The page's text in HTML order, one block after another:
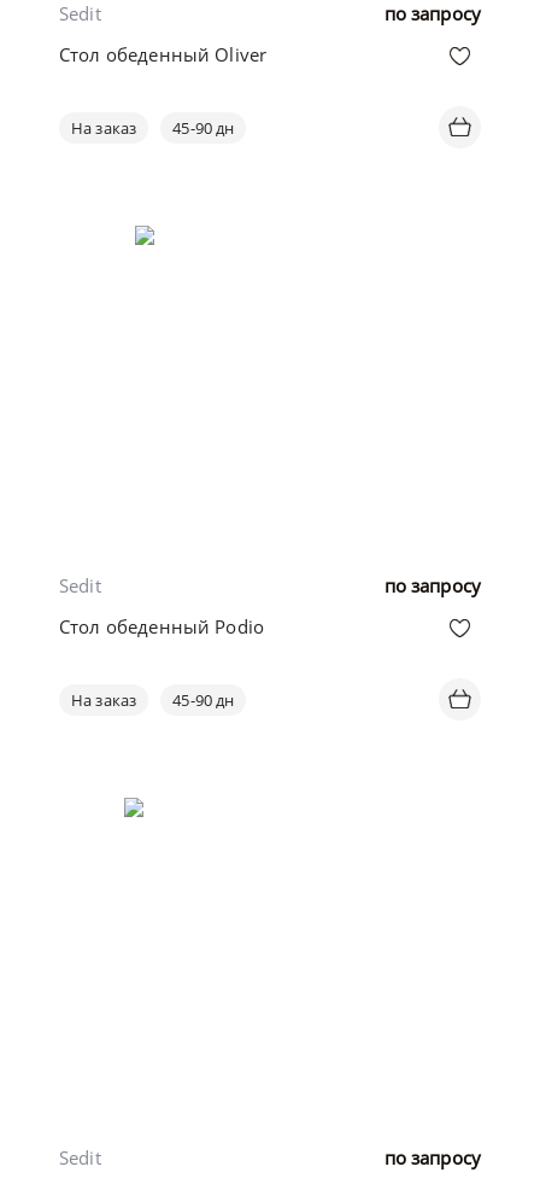
по запросу
Sedit
Стол обеденный Oliver
На заказ 45-90 дн
по запросу
Sedit
Стол обеденный Podio
На заказ 45-90 дн
по запросу
Sedit